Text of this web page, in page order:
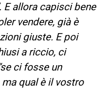
E allora capisci bene
vendere, già è
giuste. E poi
a riccio, ci
ci fosse un
qual è il vostro